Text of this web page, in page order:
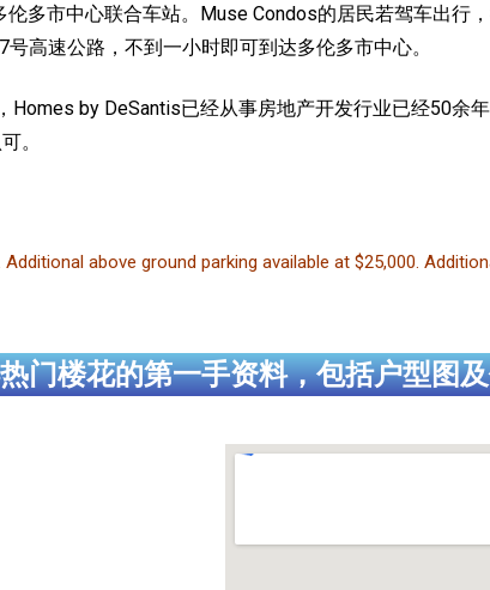
多市中心联合车站。
Muse Condos的居民若驾车出行
高速公路，不到一小时即可到达多伦多市中心。
by DeSantis已经从事房地产开发行业已经50余
。
above ground parking available at $25,000.
门楼花的第一手资料，包括户型图